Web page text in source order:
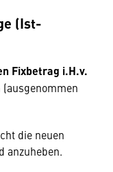
(Ist-
Fixbetrag i.H.v.
die neuen
anzuheben.